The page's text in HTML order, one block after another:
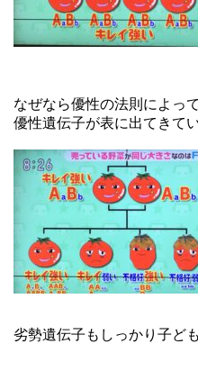
なぜなら優性の法則によっ
優性遺伝子が表に出てきて
劣勢遺伝子もしっかり子ど